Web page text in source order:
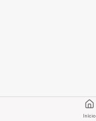
Início